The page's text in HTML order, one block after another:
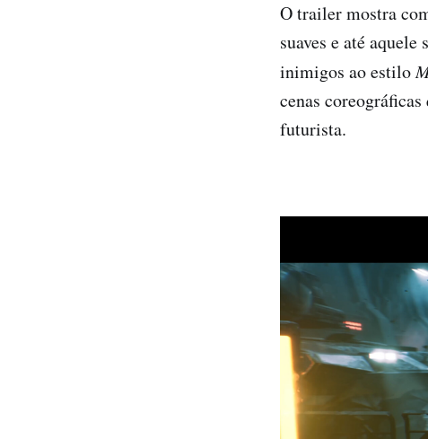
O trailer mostra
suaves e até
inimigos ao estilo
cenas
futurista.